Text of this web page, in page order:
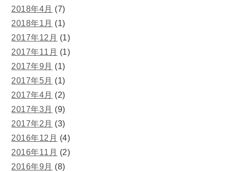
2018年4月 (7)
2018年1月 (1)
2017年12月 (1)
2017年11月 (1)
2017年9月 (1)
2017年5月 (1)
2017年4月 (2)
2017年3月 (9)
2017年2月 (3)
2016年12月 (4)
2016年11月 (2)
2016年9月 (8)